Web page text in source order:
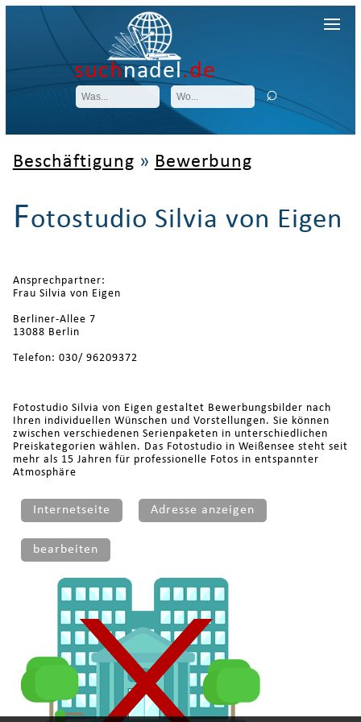
suchnadel.de
Beschäftigung » Bewerbung
Fotostudio Silvia von Eigen
Ansprechpartner:
Frau Silvia von Eigen
Berliner-Allee 7
13088 Berlin
Telefon: 030/ 96209372
Fotostudio Silvia von Eigen gestaltet Bewerbungsbilder nach
Ihren individuellen Wünschen und Vorstellungen. Sie können
zwischen verschiedenen Serienpaketen in unterschiedlichen
Preiskategorien wählen. Das Fotostudio in Weißensee steht seit
mehr als 15 Jahren für professionelle Fotos in entspannter
Atmosphäre
Internetseite Adresse anzeigen
bearbeiten